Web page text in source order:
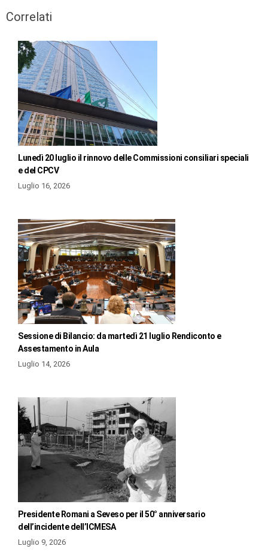
Correlati
Lunedì 20 luglio il rinnovo delle Commissioni consiliari speciali
e del CPCV
Luglio 16, 2026
Sessione di Bilancio: da martedì 21 luglio Rendiconto e
Assestamento in Aula
Luglio 14, 2026
Presidente Romani a Seveso per il 50° anniversario
dell’incidente dell’ICMESA
Luglio 9, 2026